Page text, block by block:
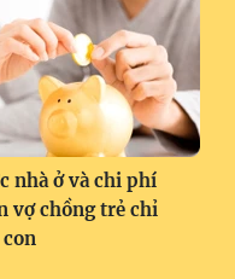
nhà ở và chi phí
vợ chồng trẻ chỉ